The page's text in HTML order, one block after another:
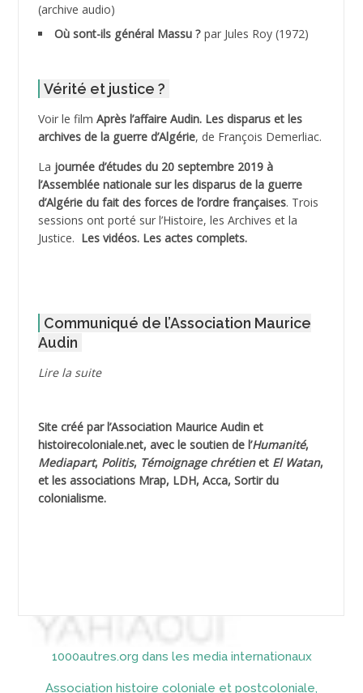
ADDECHE Rachid
ADELIOUAT Vve AIT SAADA
ADJANI Khaled
ADJAOUT
ADNI Mohamed Akli
ADOUL Arab *
AGOULMINE
AHLOUCHE Mabrouk *
AIBLIED Ahmed
AICHEKADRA Sid Ahmed
AICI (ou AISSI) Laïd
(archive audio)
Où sont-ils général Massu ? par Jules Roy (1972)
Vérité et justice ?
Voir le film Après l’affaire Audin. Les disparus et les
archives de la guerre d’Algérie, de François Demerliac.
La journée d’études du 20 septembre 2019 à
l’Assemblée nationale sur les disparus de la guerre
d’Algérie du fait des forces de l’ordre françaises. Trois
sessions ont porté sur l’Histoire, les Archives et la
Justice. Les vidéos. Les actes complets.
Communiqué de l’Association Maurice
Audin
Lire la suite
Site créé par l’Association Maurice Audinet
histoirecoloniale.net, avec le soutien de l’Humanité,
Mediapart, Politis, Témoignage chrétienet El Watan,
et les associations Mrap, LDH, Acca, Sortir du
colonialisme.
1000autres.org dans les media internationaux
Association histoire coloniale et postcoloniale,